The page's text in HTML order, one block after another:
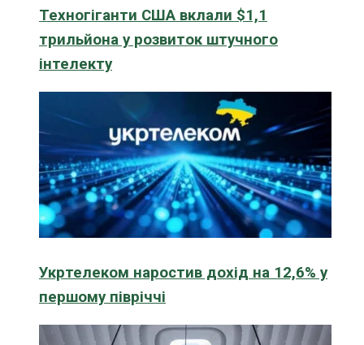
Техногіганти США вклали $1,1
трильйона у розвиток штучного
інтелекту
Укртелеком наростив дохід на 12,6% у
першому півріччі